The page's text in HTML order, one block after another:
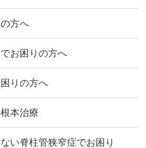
方へ
お困りの方へ
りの方へ
本治療
い脊柱管狭窄症でお困り